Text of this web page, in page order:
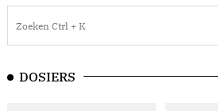
DOSIERS